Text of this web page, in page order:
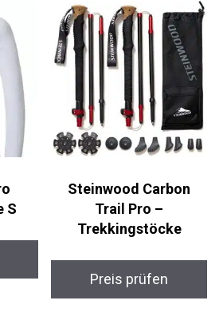
S
Steinwood Carbon
Trail Pro –
Trekkingstöcke
Preis prüfen